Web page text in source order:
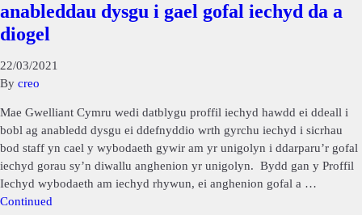
anableddau dysgu i gael gofal iechyd da a
diogel
22/03/2021
By creo
Mae Gwelliant Cymru wedi datblygu proffil iechyd hawdd ei ddeall i
bobl ag anabledd dysgu ei ddefnyddio wrth gyrchu iechyd i sicrhau
bod staff yn cael y wybodaeth gywir am yr unigolyn i ddarparu’r gofal
iechyd gorau sy’n diwallu anghenion yr unigolyn. Bydd gan y Proffil
Iechyd wybodaeth am iechyd rhywun, ei anghenion gofal a …
Continued